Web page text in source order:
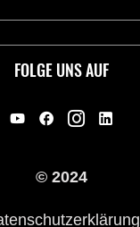
FOLGE UNS AUF
© 2024